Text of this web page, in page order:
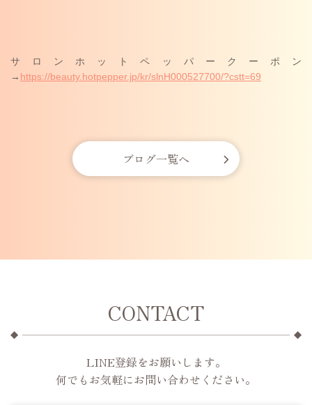
サロンホットペッパークーポン
→ https://beauty.hotpepper.jp/kr/slnH000527700/?cstt=69
ブログ一覧へ
CONTACT
LINE登録をお願いします。
何でもお気軽にお問い合わせください。